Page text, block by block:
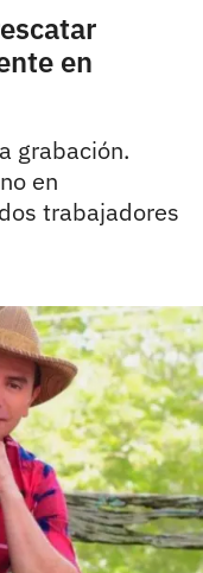
en
grabación.
en
trabajadores